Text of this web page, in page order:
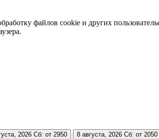
файлов cookie и других
2026 Сб: от 2950 8 августа, 2026 Сб: от 2050